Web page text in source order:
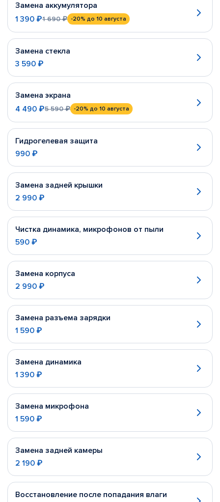
Замена аккумулятора
1 390 ₽1 690 ₽ -20% до 10 августа
Замена стекла
3 590 ₽
Замена экрана
4 490 ₽5 590 ₽ -20% до 10 августа
Гидрогелевая защита
990 ₽
Замена задней крышки
2 990 ₽
Чистка динамика, микрофонов от пыли
590 ₽
Замена корпуса
2 990 ₽
Замена разъема зарядки
1 590 ₽
Замена динамика
1 390 ₽
Замена микрофона
1 590 ₽
Замена задней камеры
2 190 ₽
Восстановление после попадания влаги